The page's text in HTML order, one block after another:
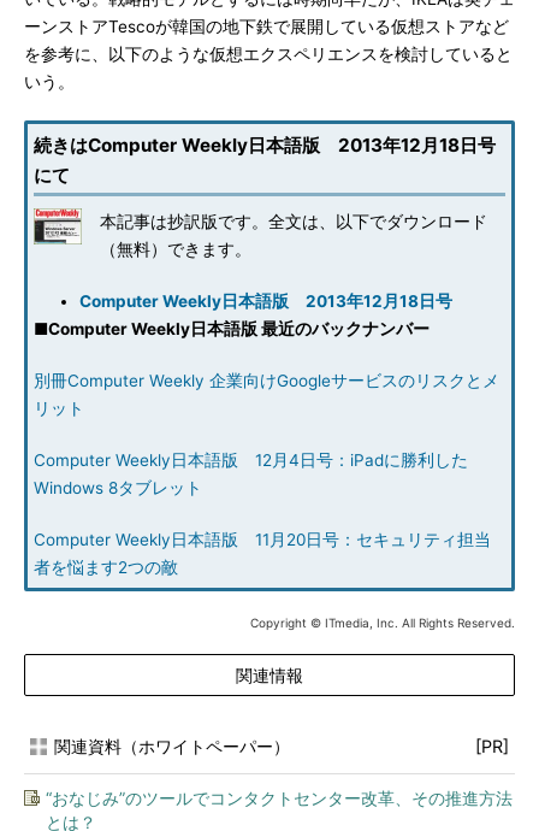
ーンストアTescoが韓国の地下鉄で展開している仮想ストアなど
を参考に、以下のような仮想エクスペリエンスを検討していると
いう。
続きはComputer Weekly日本語版 2013年12月18日号
にて
本記事は抄訳版です。全文は、以下でダウンロード
（無料）できます。
Computer Weekly日本語版 2013年12月18日号
■Computer Weekly日本語版 最近のバックナンバー
別冊Computer Weekly 企業向けGoogleサービスのリスクとメ
リット
Computer Weekly日本語版 12月4日号：iPadに勝利した
Windows 8タブレット
Computer Weekly日本語版 11月20日号：セキュリティ担当
者を悩ます2つの敵
Copyright © ITmedia, Inc. All Rights Reserved.
関連情報
関連資料（ホワイトペーパー） [PR]
“おなじみ”のツールでコンタクトセンター改革、その推進方法
とは？